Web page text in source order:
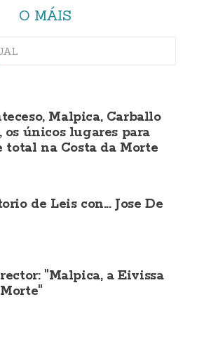
O MÁIS
Malpica, Carballo
os únicos lugares para
total na Costa da Morte
de Leis con... Jose De
"Malpica, a Eivissa